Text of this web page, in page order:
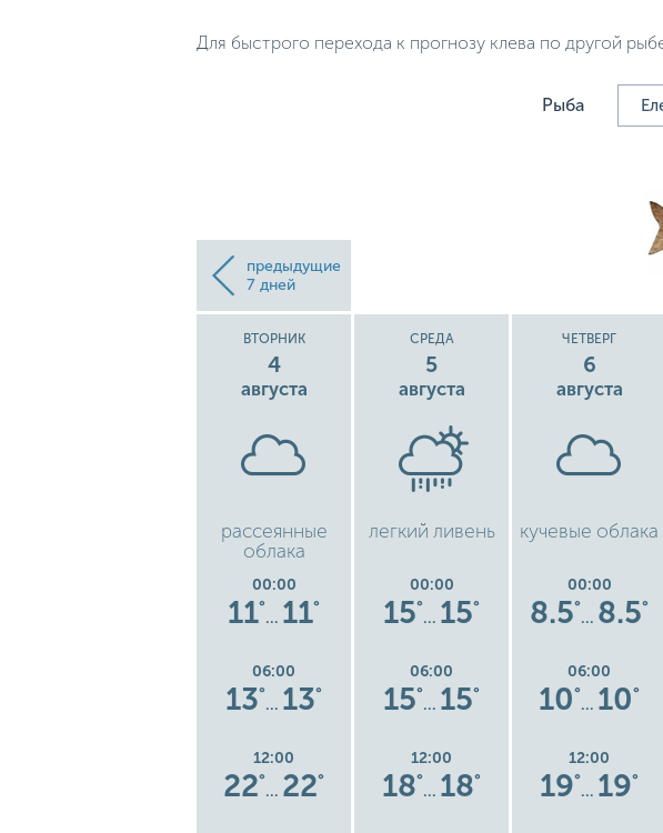
Для быстрого перехода к прогнозу клева по другой
Рыба
предыдущие
7 дней
ВТОРНИК
4
августа
рассеянные
облака
00:00
11°
… 11°
06:00
13°
… 13°
12:00
22°
… 22°
СРЕДА
5
августа
легкий ливень
00:00
15°
… 15°
06:00
15°
… 15°
12:00
18°
… 18°
ЧЕТВЕРГ
6
августа
кучевые облака
00:00
8.5°
… 8.5°
06:00
10°
… 10°
12:00
19°
… 19°